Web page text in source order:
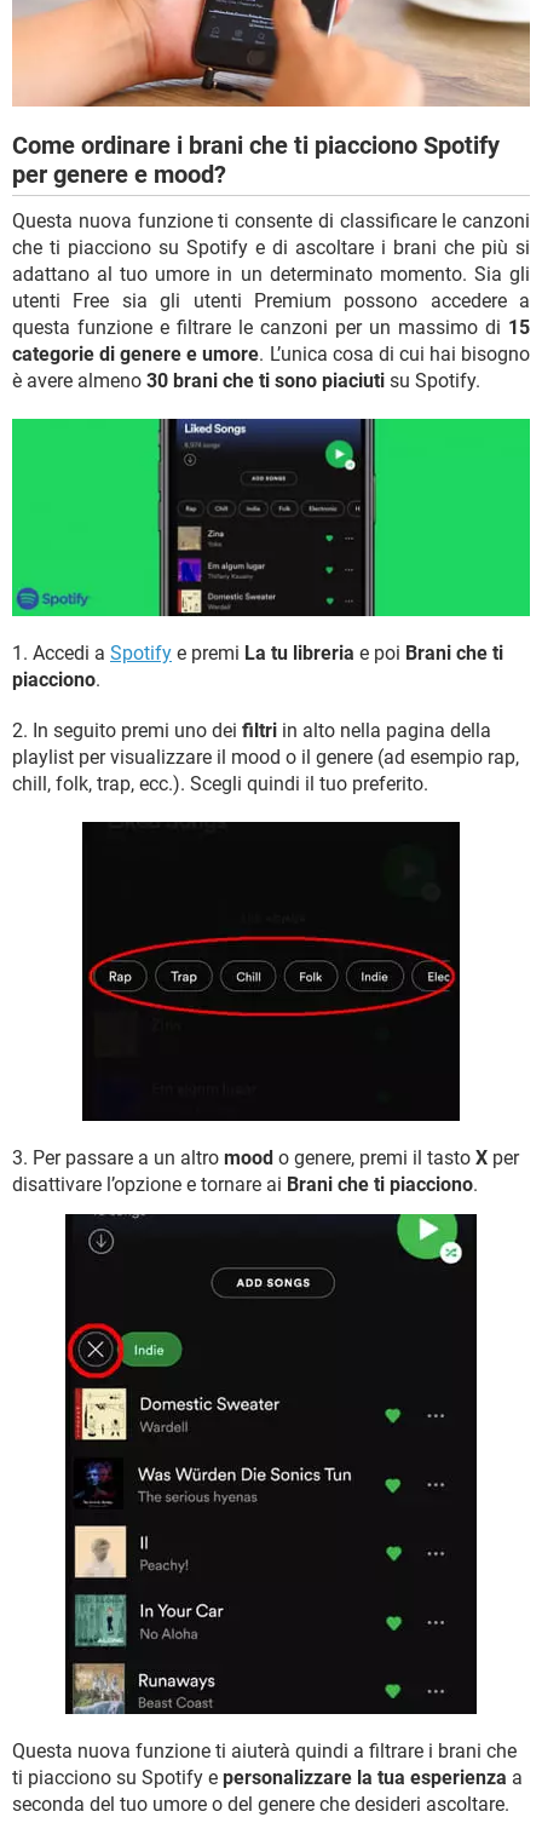
Come ordinare i brani che ti piacciono Spotify
per genere e mood?
Questa nuova funzione ti consente di classificare le canzoni
che ti piacciono su Spotify e di ascoltare i brani che più si
adattano al tuo umore in un determinato momento. Sia gli
utenti Free sia gli utenti Premium possono accedere a
questa funzione e filtrare le canzoni per un massimo di 15
categorie di genere e umore. L’unica cosa di cui hai bisogno
è avere almeno 30 brani che ti sono piaciuti su Spotify.
1. Accedi a Spotify e premi La tu libreria e poi Brani che ti
piacciono.
2. In seguito premi uno dei filtri in alto nella pagina della
playlist per visualizzare il mood o il genere (ad esempio rap,
chill, folk, trap, ecc.). Scegli quindi il tuo preferito.
3. Per passare a un altro mood o genere, premi il tasto X per
disattivare l’opzione e tornare ai Brani che ti piacciono.
Questa nuova funzione ti aiuterà quindi a filtrare i brani che
ti piacciono su Spotify e personalizzare la tua esperienza a
seconda del tuo umore o del genere che desideri ascoltare.